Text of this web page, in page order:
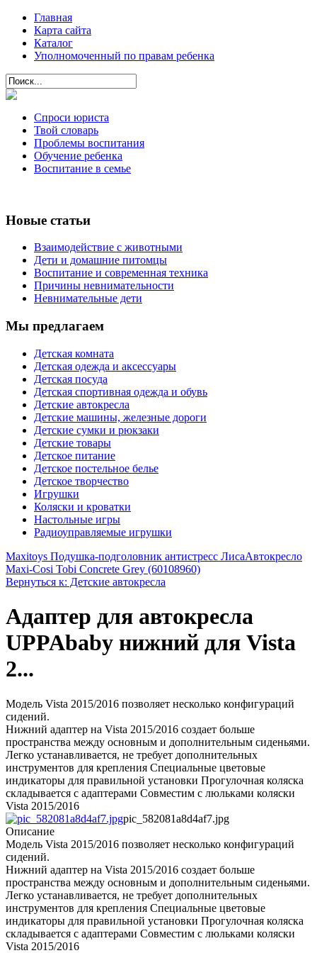
Главная
Карта сайта
Каталог
Уполномоченный по правам ребенка
Спроси юриста
Твой словарь
Проблемы воспитания
Обучение ребенка
Воспитание в семье
Новые статьи
Взаимодействие с животными
Дети и домашние питомцы
Воспитание и современная техника
Причины невнимательности
Невнимательные дети
Мы предлагаем
Детская комната
Детская одежда и аксессуары
Детская посуда
Детская спортивная одежда и обувь
Детские автокресла
Детские машины, железные дороги
Детские сумки и рюкзаки
Детские товары
Детское питание
Детское постельное белье
Детское творчество
Игрушки
Коляски и кроватки
Настольные игры
Радиоуправляемые игрушки
Maxitoys Подушка-подголовник антистресс ЛисаАвтокресло
Maxi-Cosi Tobi Concrete Grey (60108960)
Вернуться к: Детские автокресла
Адаптер для автокресла
UPPAbaby нижний для Vista
2...
Модель Vista 2015/2016 позволяет несколько конфигураций
сидений.
Нижний адаптер на Vista 2015/2016 создает больше
пространства между основным и дополнительным сиденьями.
Легко устанавливается, не требует дополнительных
инструментов для крепления Специальные цветовые
индикаторы для правильной установки Прогулочная коляска
складывается с адаптерами Совместим с люльками коляски
Vista 2015/2016
pic_582081a8d4af7.jpg
Описание
Модель Vista 2015/2016 позволяет несколько конфигураций
сидений.
Нижний адаптер на Vista 2015/2016 создает больше
пространства между основным и дополнительным сиденьями.
Легко устанавливается, не требует дополнительных
инструментов для крепления Специальные цветовые
индикаторы для правильной установки Прогулочная коляска
складывается с адаптерами Совместим с люльками коляски
Vista 2015/2016